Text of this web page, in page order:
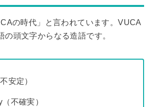
の時代」と言われています。VUCA
の頭文字からなる造語です。
安定）
不確実）